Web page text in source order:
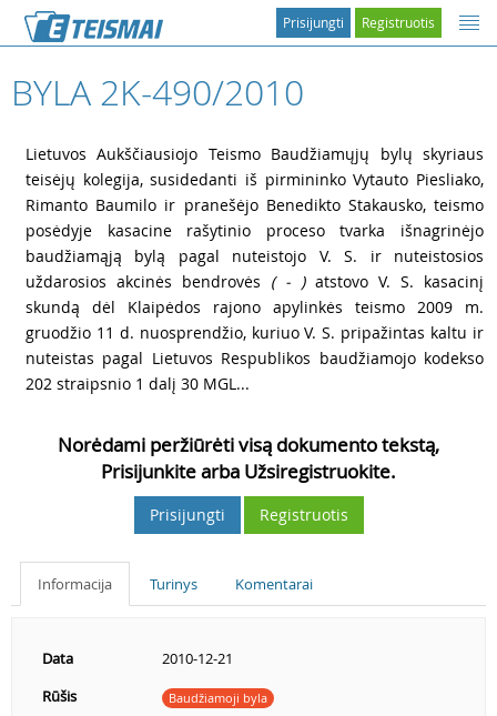
Registruotis
Prisijungti
BYLA 2K-490/2010
Lietuvos Aukščiausiojo Teismo Baudžiamųjų bylų skyriaus
teisėjų kolegija, susidedanti iš pirmininko Vytauto Piesliako,
Rimanto Baumilo ir pranešėjo Benedikto Stakausko, teismo
posėdyje kasacine rašytinio proceso tvarka išnagrinėjo
baudžiamąją bylą pagal nuteistojo V. S. ir nuteistosios
uždarosios akcinės bendrovės ( - )atstovo V. S. kasacinį
skundą dėl Klaipėdos rajono apylinkės teismo 2009 m.
gruodžio 11 d. nuosprendžio, kuriuo V. S. pripažintas kaltu ir
nuteistas pagal Lietuvos Respublikos baudžiamojo kodekso
202 straipsnio 1 dalį 30 MGL...
Norėdami peržiūrėti visą dokumento tekstą,
Prisijunkite arba Užsiregistruokite.
Prisijungti Registruotis
Informacija Turinys Komentarai
Data
2010-12-21
Rūšis
Baudžiamoji byla